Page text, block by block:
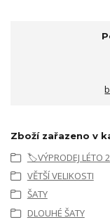
Zboží zařazeno v
🏷️VÝPRODEJ
VĚTŠÍ VELIKOSTI
ŠATY
DLOUHÉ ŠATY